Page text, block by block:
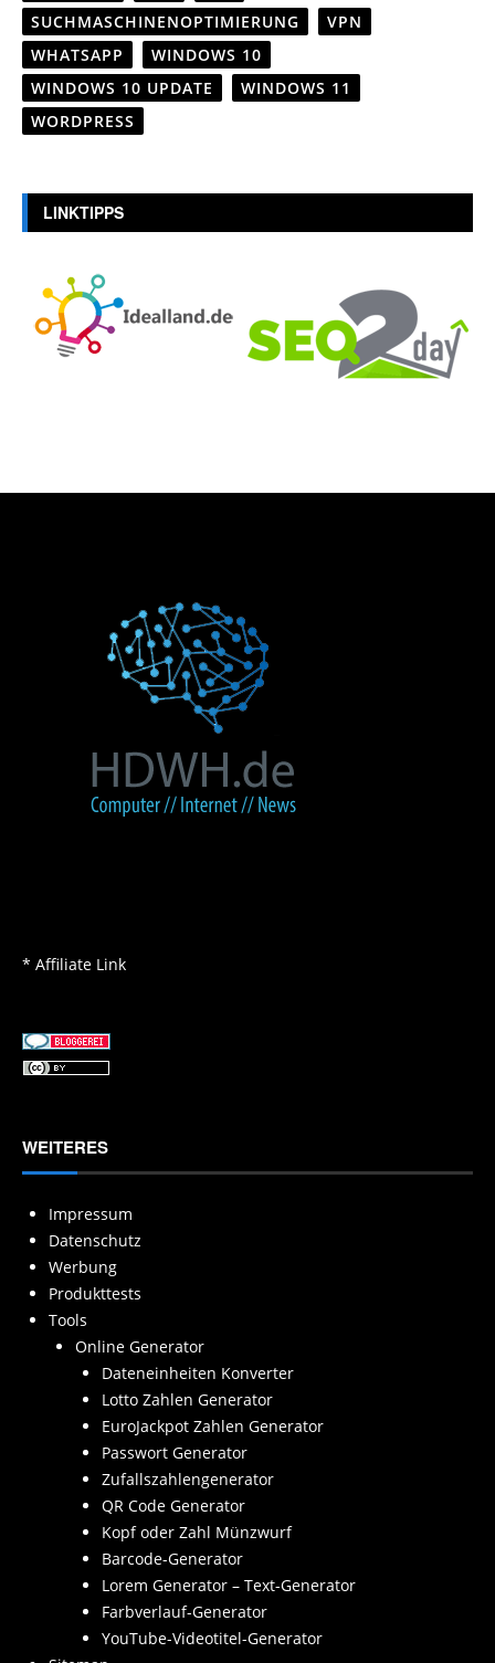
SUCHMASCHINENOPTIMIERUNG
VPN
WHATSAPP
WINDOWS 10
WINDOWS 10 UPDATE
WINDOWS 11
WORDPRESS
LINKTIPPS
* Affiliate Link
WEITERES
Impressum
Datenschutz
Werbung
Produkttests
Tools
Online Generator
Dateneinheiten Konverter
Lotto Zahlen Generator
EuroJackpot Zahlen Generator
Passwort Generator
Zufallszahlengenerator
QR Code Generator
Kopf oder Zahl Münzwurf
Barcode-Generator
Lorem Generator – Text-Generator
Farbverlauf-Generator
YouTube-Videotitel-Generator